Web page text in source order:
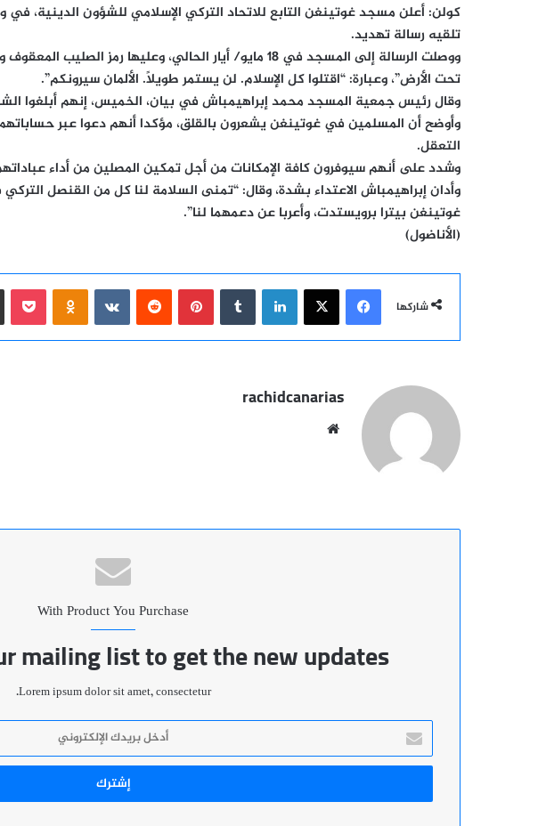
كولن: أعلن مسجد غوتينغن التابع للاتحاد التركي الإسلامي للشؤون الدينية، في
تلقيه رسالة تهديد.
ووصلت الرسالة إلى المسجد في 18 مايو/ أيار الحالي، وعليها رمز
تحت الأرض”، وعبارة: “اقتلوا كل الإسلام. لن يستمر طويلًا. الألمان سيرونكم”.
وقال رئيس جمعية المسجد محمد إبراهيمباش في بيان، الخميس، إنهم أبلغوا
وأوضح أن المسلمين في غوتينغن يشعرون بالقلق، مؤكدا أنهم دعوا عبر
التعقل.
وشدد على أنهم سيوفرون كافة الإمكانات من أجل تمكين المصلين من أداء
وأدان إبراهيمباش الاعتداء بشدة، وقال: “تمنى السلامة لنا كل من القنصل
غوتينغن بيترا برويستدت، وأعربا عن دعمهما لنا”.
(الأناضول)
شاركها
فيسبوك‫X لينكدإن بينتيريست
rachidcanarias
With Product You Purchase
mailing list to get the new updates!
Lorem ipsum dolor sit amet, consectetur.
أدخل
بريدك
الإلكتروني